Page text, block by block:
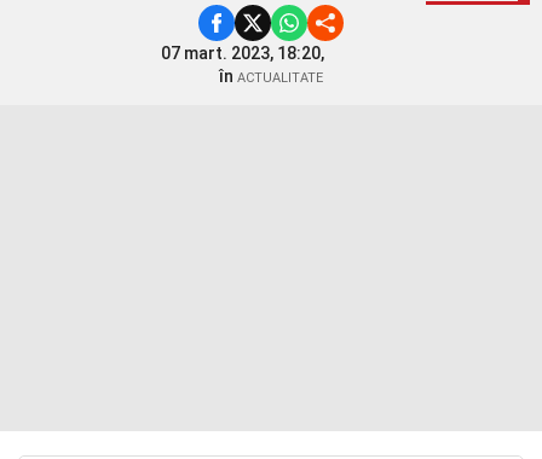
07 mart. 2023, 18:20,
în ACTUALITATE